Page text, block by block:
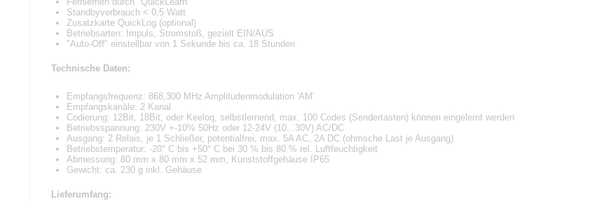
Standbyverbrauch < 0,5 Watt
Zusatzkarte QuickLog (optional)
Betriebsarten: Impuls, Stromstoß, gezielt EIN/AUS
"Auto-Off" einstellbar von 1 Sekunde bis ca. 18 Stunden
Technische Daten:
Empfangsfrequenz: 868,300 MHz Amplitudenmodulation 'AM'
Empfangskanäle: 2 Kanal
Codierung: 12Bit, 18Bit, oder Keeloq, selbstlernend, max. 100 Codes (Sendertasten) können eingelernt werden
Betriebsspannung: 230V +-10% 50Hz oder 12-24V (10...30V) AC/DC
Ausgang: 2 Relais, je 1 Schließer, potentialfrei, max. 5A AC, 2A DC (ohmsche Last je Ausgang)
Betriebstemperatur: -20° C bis +50° C bei 30 % bis 80 % rel. Luftfeuchtigkeit
Abmessung: 80 mm x 80 mm x 52 mm, Kunststoffgehäuse IP65
Gewicht: ca. 230 g inkl. Gehäuse
Lieferumfang: